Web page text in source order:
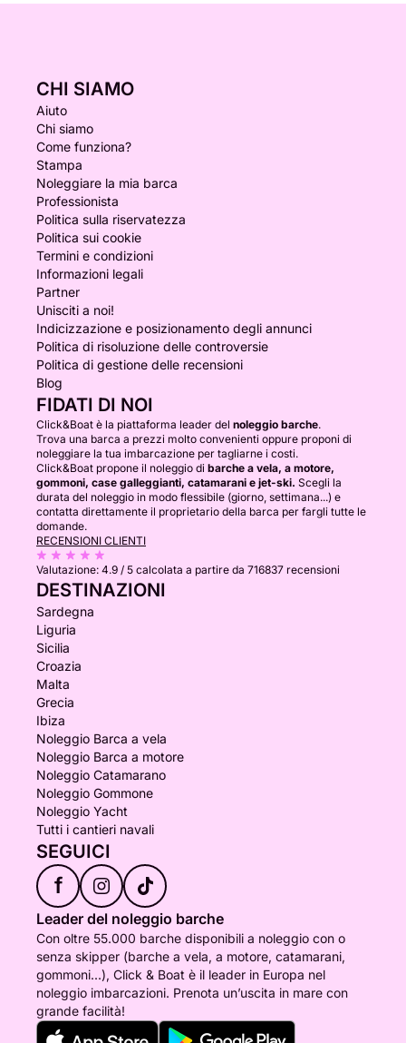
CHI SIAMO
Aiuto
Chi siamo
Come funziona?
Stampa
Noleggiare la mia barca
Professionista
Politica sulla riservatezza
Politica sui cookie
Termini e condizioni
Informazioni legali
Partner
Unisciti a noi!
Indicizzazione e posizionamento degli annunci
Politica di risoluzione delle controversie
Politica di gestione delle recensioni
Blog
FIDATI DI NOI
Click&Boat è la piattaforma leader del noleggio barche.
Trova una barca a prezzi molto convenienti oppure proponi di
noleggiare la tua imbarcazione per tagliarne i costi.
Click&Boat propone il noleggio di barche a vela, a motore,
gommoni, case galleggianti, catamarani e jet-ski. Scegli la
durata del noleggio in modo flessibile (giorno, settimana...) e
contatta direttamente il proprietario della barca per fargli tutte le
domande.
RECENSIONI CLIENTI
Valutazione: 4.9 / 5 calcolata a partire da 716837 recensioni
DESTINAZIONI
Sardegna
Liguria
Sicilia
Croazia
Malta
Grecia
Ibiza
Noleggio Barca a vela
Noleggio Barca a motore
Noleggio Catamarano
Noleggio Gommone
Noleggio Yacht
Tutti i cantieri navali
SEGUICI
f
Leader del noleggio barche
Con oltre 55.000 barche disponibili a noleggio con o
senza skipper (barche a vela, a motore, catamarani,
gommoni...), Click & Boat è il leader in Europa nel
noleggio imbarcazioni. Prenota un’uscita in mare con
grande facilità!